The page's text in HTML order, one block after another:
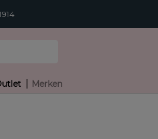
Merken